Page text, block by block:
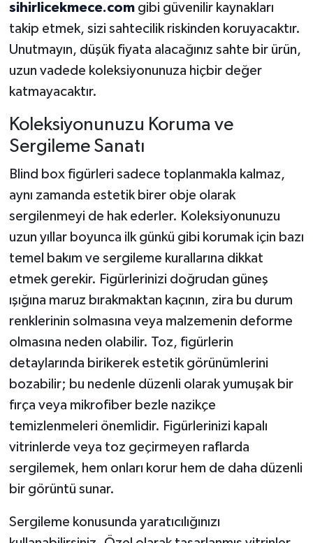
sihirlicekmece.comgibi güvenilir kaynakları
takip etmek, sizi sahtecilik riskinden koruyacaktır.
Unutmayın, düşük fiyata alacağınız sahte bir ürün,
uzun vadede koleksiyonunuza hiçbir değer
katmayacaktır.
Koleksiyonunuzu Koruma ve
Sergileme Sanatı
Blind box figürleri sadece toplanmakla kalmaz,
aynı zamanda estetik birer obje olarak
sergilenmeyi de hak ederler. Koleksiyonunuzu
uzun yıllar boyunca ilk günkü gibi korumak için bazı
temel bakım ve sergileme kurallarına dikkat
etmek gerekir. Figürlerinizi doğrudan güneş
ışığına maruz bırakmaktan kaçının, zira bu durum
renklerinin solmasına veya malzemenin deforme
olmasına neden olabilir. Toz, figürlerin
detaylarında birikerek estetik görünümlerini
bozabilir; bu nedenle düzenli olarak yumuşak bir
fırça veya mikrofiber bezle nazikçe
temizlenmeleri önemlidir. Figürlerinizi kapalı
vitrinlerde veya toz geçirmeyen raflarda
sergilemek, hem onları korur hem de daha düzenli
bir görüntü sunar.
Sergileme konusunda yaratıcılığınızı